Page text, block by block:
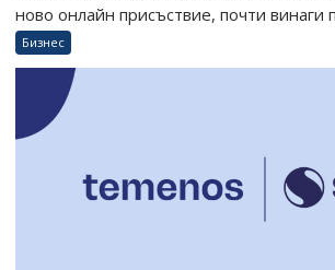
ново онлайн присъствие, почти винаги
Бизнес